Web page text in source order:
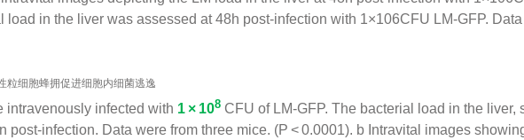
load in the liver was assessed at 48h post-infection with 1×106CFU LM-GFP. Data
intravenously infected with 1 × 108 CFU of LM-GFP. The bacterial load in the
post-infection. Data were from three mice. (P < 0.0001). b Intravital images